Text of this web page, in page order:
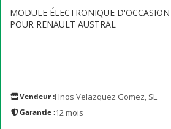
MODULE ÉLECTRONIQUE D'OCCASION
POUR RENAULT AUSTRAL
Vendeur :Hnos Velazquez Gomez, SL
Garantie :12 mois